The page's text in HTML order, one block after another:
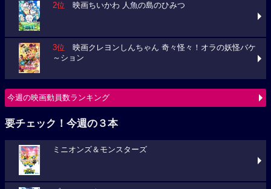
2位 映画ちいかわ 人魚の島のひみつ
3位 映画クレヨンしんちゃん 奇々怪々！オラの妖怪バケ
～ション
今週の映画動員数ランキング
要チェック！今週の３本
ミニオンズ＆モンスターズ